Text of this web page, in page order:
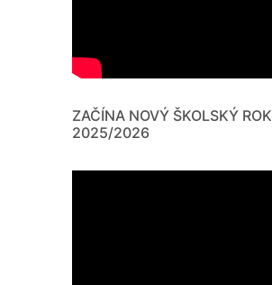
ZAČÍNA NOVÝ ŠKOLSKÝ ROK
2025/2026